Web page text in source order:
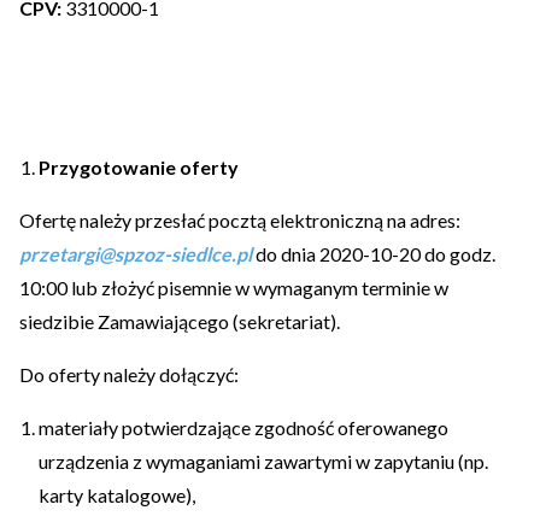
CPV: 3310000-1
Przygotowanie oferty
Ofertę należy przesłać pocztą elektroniczną na adres:
przetargi@spzoz-siedlce.pldo dnia 2020-10-20 do godz.
10:00 lub złożyć pisemnie w wymaganym terminie w
siedzibie Zamawiającego (sekretariat).
Do oferty należy dołączyć:
materiały potwierdzające zgodność oferowanego
urządzenia z wymaganiami zawartymi w zapytaniu (np.
karty katalogowe),